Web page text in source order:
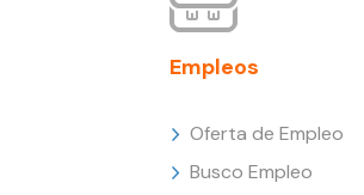
Empleos
Oferta de Empleo
Busco Empleo